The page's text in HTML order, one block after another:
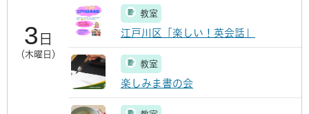
3 日
（木曜日）
教室
江戸川区「楽しい！英会話」
教室
楽しみま書の会